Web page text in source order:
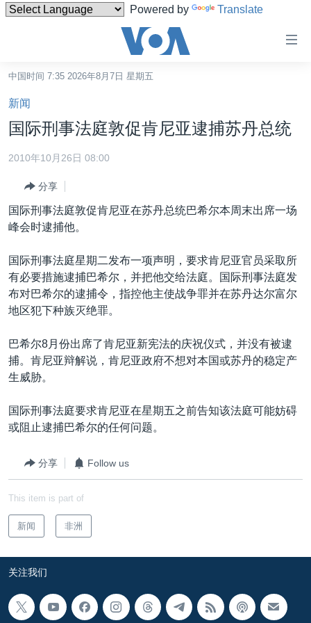
Powered by Translate
碍
链
接
跳
转
容
跳
到
跳
到
索
中国
港澳
国际
印太
中东
欧洲
非洲
美洲
经济·金融·贸易
人权·法律·宗教
科教·文娱·体健
军事
劳工
美中关系
热点专题
白宫要闻
国会报道
美中关系
埃博拉疫情
重要讲话与声明
南中国海争端
关注新疆
GEN Z 看美国
VOA视频
VOA今日焦点
中文广播
关注我们
其他语言网站
中国时间 7:35 2026年8月7日 星期五
新闻
国际刑事法庭敦促肯尼亚逮捕苏丹总统
2010年10月26日 08:00
分享
国际刑事法庭敦促肯尼亚在苏丹总统巴希尔本周末出席一场
峰会时逮捕他。
国际刑事法庭星期二发布一项声明，要求肯尼亚官员采取所
有必要措施逮捕巴希尔，并把他交给法庭。国际刑事法庭发
布对巴希尔的逮捕令，指控他主使战争罪并在苏丹达尔富尔
地区犯下种族灭绝罪。
巴希尔8月份出席了肯尼亚新宪法的庆祝仪式，并没有被逮
捕。肯尼亚辩解说，肯尼亚政府不想对本国或苏丹的稳定产
生威胁。
国际刑事法庭要求肯尼亚在星期五之前告知该法庭可能妨碍
或阻止逮捕巴希尔的任何问题。
分享 Follow us
This item is part of
新闻 非洲
关注我们